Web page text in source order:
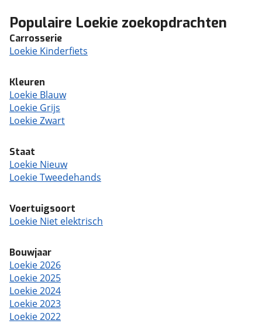
Populaire Loekie zoekopdrachten
Carrosserie
Loekie Kinderfiets
Kleuren
Loekie Blauw
Loekie Grijs
Loekie Zwart
Staat
Loekie Nieuw
Loekie Tweedehands
Voertuigsoort
Loekie Niet elektrisch
Bouwjaar
Loekie 2026
Loekie 2025
Loekie 2024
Loekie 2023
Loekie 2022